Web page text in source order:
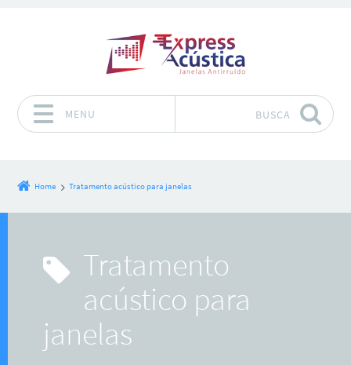
MENU BUSCA
Home Tratamento acústico para janelas
Tratamento
acústico para
janelas